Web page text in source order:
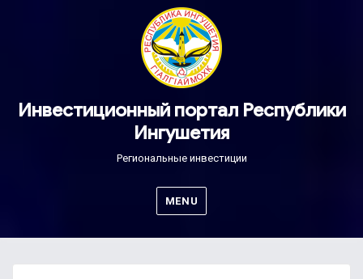
Инвестиционный портал Республики
Ингушетия
Региональные инвестиции
MENU